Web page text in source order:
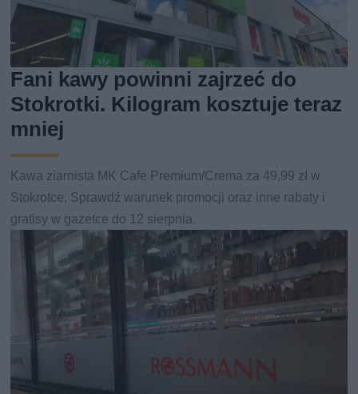
Fani kawy powinni zajrzeć do
Stokrotki. Kilogram kosztuje teraz
mniej
Kawa ziarnista MK Cafe Premium/Crema za 49,99 zł w
Stokrotce. Sprawdź warunek promocji oraz inne rabaty i
gratisy w gazetce do 12 sierpnia.